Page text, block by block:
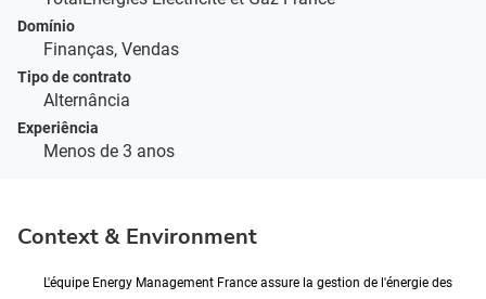
Domínio
Finanças, Vendas
Tipo de contrato
Alternância
Experiência
Menos de 3 anos
Context & Environment
L'équipe Energy Management France assure la gestion de l'énergie des